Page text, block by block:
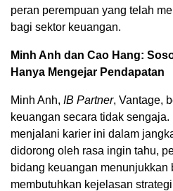
peran perempuan yang telah
bagi sektor keuangan.
Minh Anh dan Cao Hang:
Hanya Mengejar Pendapatan
Minh Anh, IB Partner, Vantage,
keuangan secara tidak
menjalani karier ini dalam
didorong oleh rasa ingin tahu,
bidang keuangan menunjukkan
membutuhkan kejelasan